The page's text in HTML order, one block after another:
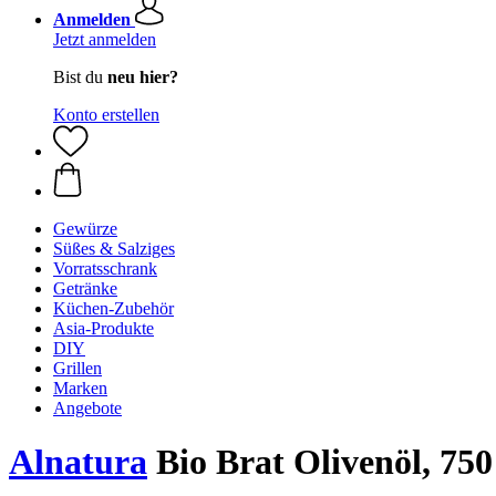
Anmelden
Jetzt anmelden
Bist du neu hier?
Konto erstellen
Gewürze
Süßes & Salziges
Vorratsschrank
Getränke
Küchen-Zubehör
Asia-Produkte
DIY
Grillen
Marken
Angebote
Alnatura Bio Brat Olivenöl,